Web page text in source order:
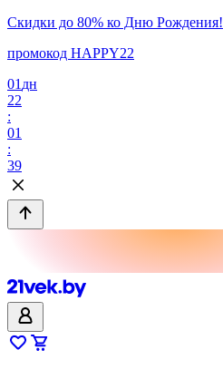
Скидки до 80% ко Дню Рождения!
промокод HAPPY22
01 дн
22
:
01
:
39